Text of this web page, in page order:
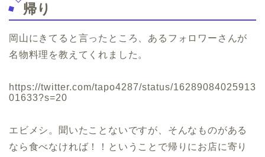
帰り
岡山にきてると言ったところ、あるフォロワーさんが
名物料理を教えてくれました。
https://twitter.com/tapo4287/status/16289084025913
01633?s=20
エビメシ。聞いたことないですが、そんなものがある
なら食べなければ！！ということで帰りにお店に寄り